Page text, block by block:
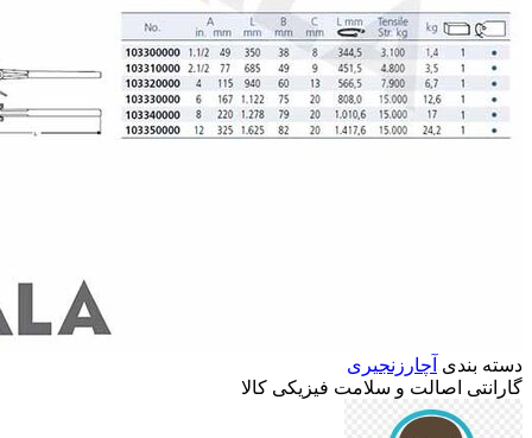
دسته بندی آچارزنجیری
گارانتی اصالت و سلامت فیزیکی کالا